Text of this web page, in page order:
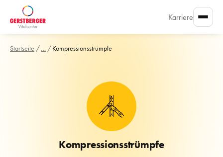
Karriere
Startseite /… /Kompressionsstrümpfe
Kompressionsstrümpfe